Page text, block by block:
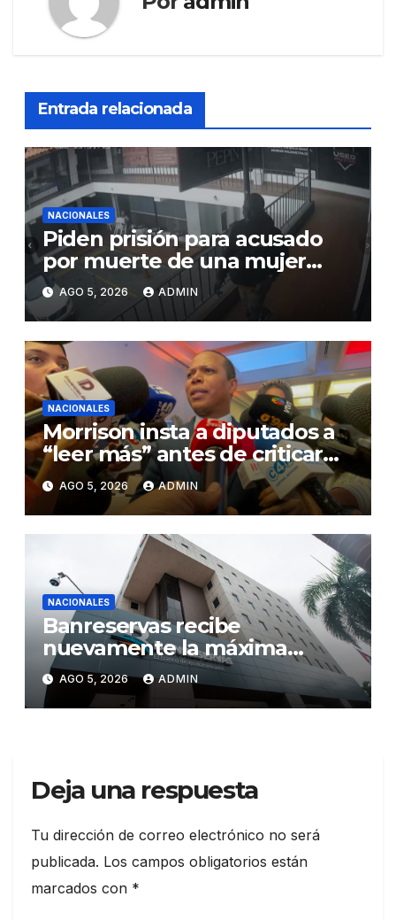
Entrada relacionada
NACIONALES
Piden prisión para acusado
por muerte de una mujer
durante intento de robo en
plaza comercial en Piantini
AGO 5, 2026 ADMIN
NACIONALES
Morrison insta a diputados a
“leer más” antes de criticar
préstamo para seguridad vial
AGO 5, 2026 ADMIN
NACIONALES
Banreservas recibe
nuevamente la máxima
calificación crediticia AAA.do
de Moody’s Local RD con
perspectiva Estable
AGO 5, 2026 ADMIN
Deja una respuesta
Tu dirección de correo electrónico no será
publicada. Los campos obligatorios están
marcados con *